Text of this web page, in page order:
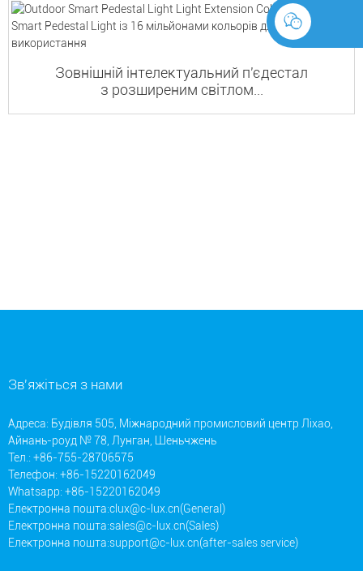
Зовнішній інтелектуальний п'єдестал
з розширеним світлом...
Зв'яжіться з нами
Адреса: Будівля 505, Міжнародний промисловий центр Ліхао,
Айнань-роуд № 78, Лунган, Шеньчжень
Тел.: +86-755-28706575
Телефон: +86-15220162049
Whatsapp: +86-15220162049
Електронна пошта:clux@c-lux.cn(General)
Електронна пошта:sales@c-lux.cn(Sales)
Електронна пошта:support@c-lux.cn(after-sales service)